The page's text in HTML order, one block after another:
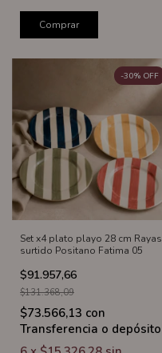
Comprar
Set x4 plato playo 28 cm Rayas
surtido Positano Fatima 05
$91.957,66
-30% OFF
$131.368,09
$73.566,13 con
Transferencia o depósito